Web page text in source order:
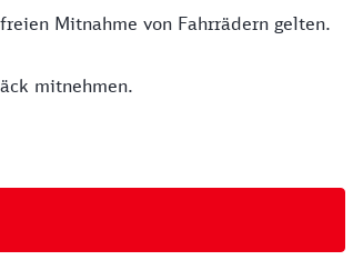
Mitnahme von Fahrrädern gelten.
mitnehmen.